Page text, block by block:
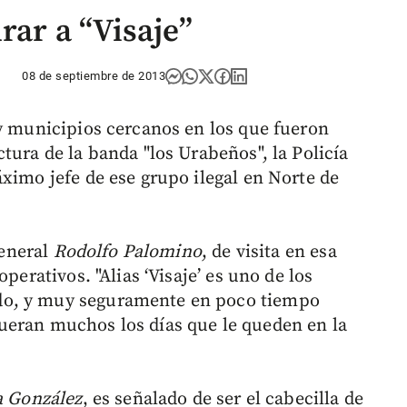
a “Visaje”
08 de septiembre de 2013
municipios cercanos en los que fueron
de la banda "los Urabeños", la Policía
jefe de ese grupo ilegal en Norte de
Rodolfo Palomino, de visita en esa
"Alias ‘Visaje’ es uno de los
y muy seguramente en poco tiempo
muchos los días que le queden en la
González, es señalado de ser el cabecilla de